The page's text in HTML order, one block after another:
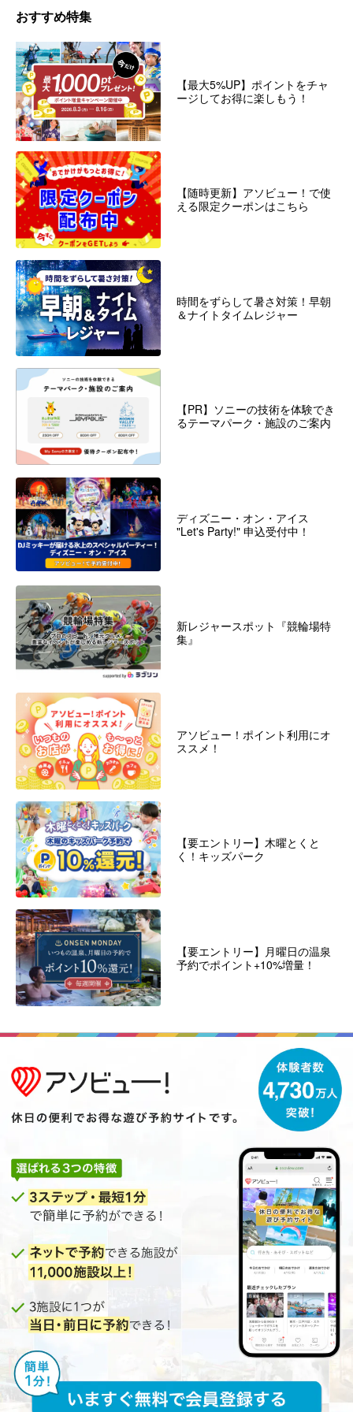
おすすめ特集
【最大5%UP】ポイントをチャ
ージしてお得に楽しもう！
【随時更新】アソビュー！で使
える限定クーポンはこちら
時間をずらして暑さ対策！早朝
＆ナイトタイムレジャー
【PR】ソニーの技術を体験でき
るテーマパーク・施設のご案内
ディズニー・オン・アイス
"Let's Party!" 申込受付中！
新レジャースポット『競輪場特
集』
アソビュー！ポイント利用にオ
ススメ！
【要エントリー】木曜とくと
く！キッズパーク
【要エントリー】月曜日の温泉
予約でポイント+10%増量！